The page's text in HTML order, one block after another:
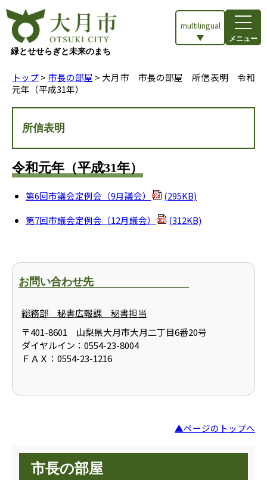
緑とせせらぎと未来のまち
multilingual
メニュー
トップ> 市長の部屋 > 大月市 市長の部屋 所信表明 令和
元年（平成31年）
所信表明
令和元年（平成31年）
第6回市議会定例会（9月議会）
(295KB)
第7回市議会定例会（12月議会）
(312KB)
お問い合わせ先
総務部 秘書広報課 秘書担当
〒401-8601 山梨県大月市大月二丁目6番20号
ダイヤルイン：0554-23-8004
ＦＡＸ：0554-23-1216
▲ページのトップへ
市長の部屋